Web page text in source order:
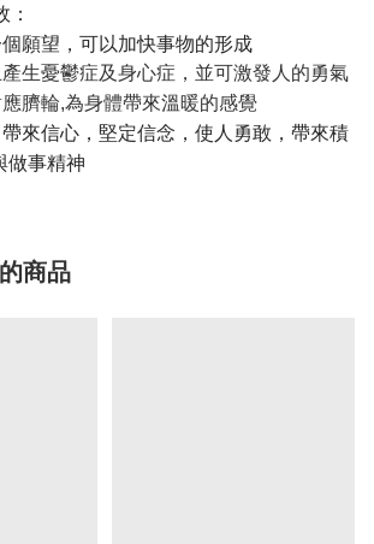
：
願望，可以加快事物的形成
產生憂鬱症及身心症，並可激發人的勇氣
臍輪,為身體帶來溫暖的感覺
來信心，堅定信念，使人勇敢，帶來積
做事精神
商品